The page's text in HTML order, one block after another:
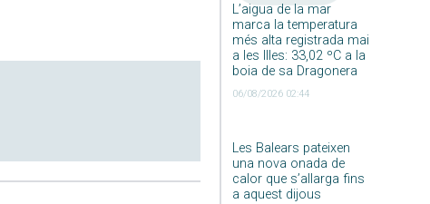
L’aigua de la mar
marca la temperatura
més alta registrada mai
a les Illes: 33,02 ºC a la
boia de sa Dragonera
06/08/2026 02:44
Les Balears pateixen
una nova onada de
calor que s’allarga fins
a aquest dijous